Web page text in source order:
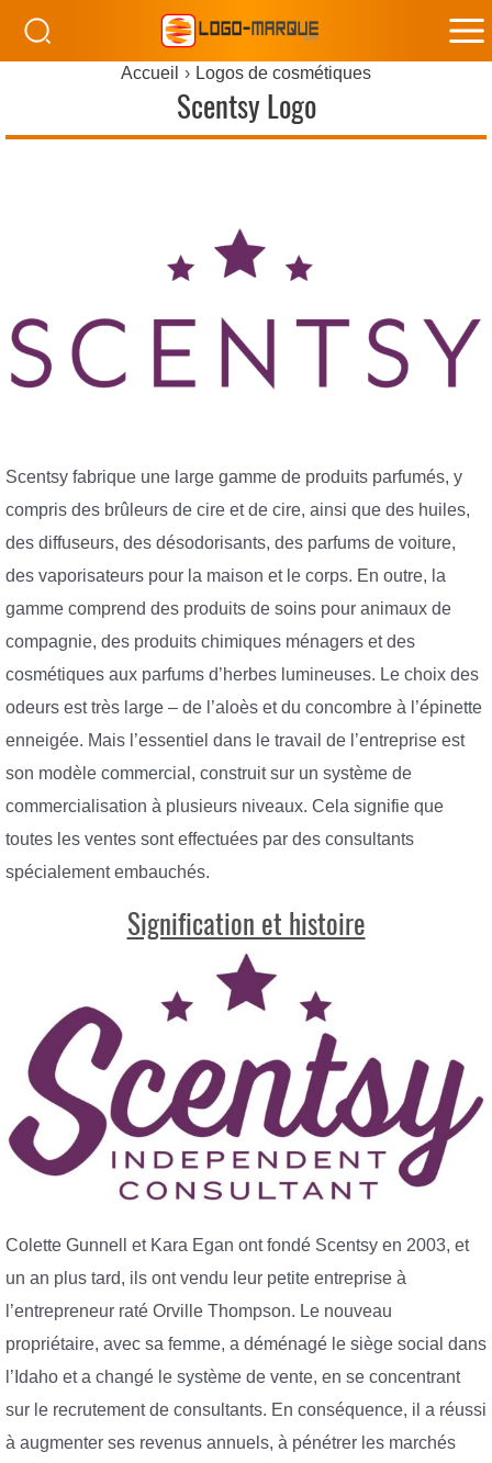
Accueil Logos de cosmétiques
Scentsy Logo
Scentsy fabrique une large gamme de produits parfumés, y
compris des brûleurs de cire et de cire, ainsi que des huiles,
des diffuseurs, des désodorisants, des parfums de voiture,
des vaporisateurs pour la maison et le corps. En outre, la
gamme comprend des produits de soins pour animaux de
compagnie, des produits chimiques ménagers et des
cosmétiques aux parfums d’herbes lumineuses. Le choix des
odeurs est très large – de l’aloès et du concombre à l’épinette
enneigée. Mais l’essentiel dans le travail de l’entreprise est
son modèle commercial, construit sur un système de
commercialisation à plusieurs niveaux. Cela signifie que
toutes les ventes sont effectuées par des consultants
spécialement embauchés.
Signification et histoire
Colette Gunnell et Kara Egan ont fondé Scentsy en 2003, et
un an plus tard, ils ont vendu leur petite entreprise à
l’entrepreneur raté Orville Thompson. Le nouveau
propriétaire, avec sa femme, a déménagé le siège social dans
l’Idaho et a changé le système de vente, en se concentrant
sur le recrutement de consultants. En conséquence, il a réussi
à augmenter ses revenus annuels, à pénétrer les marchés